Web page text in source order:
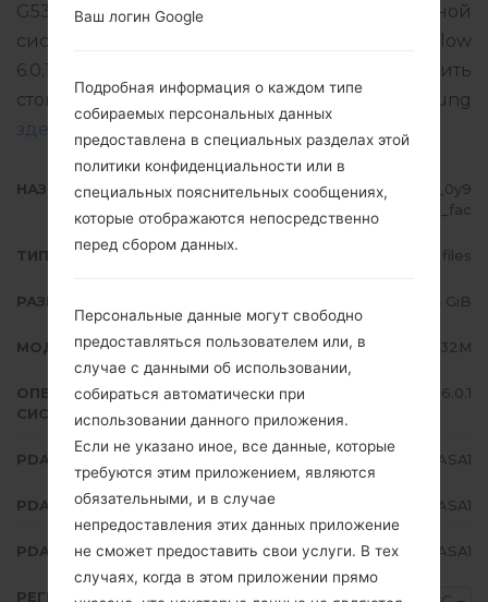
G532MUBU1ASA1. Версия операционной
системы данной прошивки Android Marshmallow
6.0.1. Подробная инструкция, как прошить
стоковую прошивку на устройства Samsung
здесь
НАЗВАНИЕ ФАЙЛА
SM-G532M_1_20190323144540_0y9
shkg510_fac
ТИП ПРОШИВКИ 4 files
РАЗМЕР ФАЙЛА 1.64 GiB
МОДЕЛЬ Samsung SM-G532M
ОПЕРАЦИОННАЯ
СИСТЕМА
Android Marshmallow 6.0.1
PDA/AP ВЕРСИЯ G532MUMU1ASA1
PDA/AP ВЕРСИЯ G532MCRC1ASA1
PDA/AP ВЕРСИЯ G532MUBU1ASA1
РЕГИОН
Ваш логин Google
Подробная информация о каждом типе
собираемых персональных данных
предоставлена в специальных разделах этой
политики конфиденциальности или в
специальных пояснительных сообщениях,
которые отображаются непосредственно
перед сбором данных.
Персональные данные могут свободно
предоставляться пользователем или, в
случае с данными об использовании,
собираться автоматически при
использовании данного приложения.
Если не указано иное, все данные, которые
требуются этим приложением, являются
обязательными, и в случае
непредоставления этих данных приложение
не сможет предоставить свои услуги. В тех
случаях, когда в этом приложении прямо